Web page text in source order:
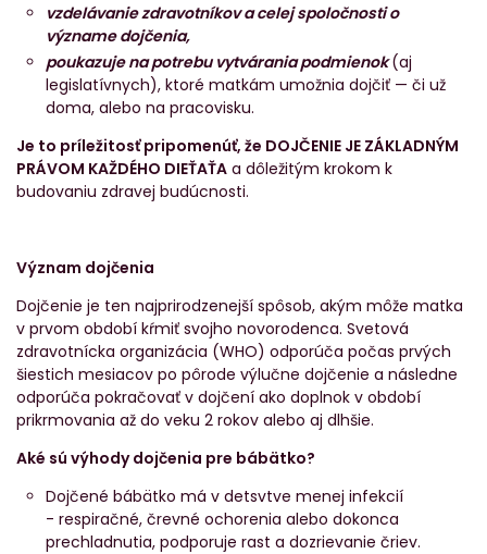
vzdelávanie zdravotníkov a celej spoločnosti o
význame dojčenia,
poukazuje na potrebu vytvárania podmienok(aj
legislatívnych), ktoré matkám umožnia dojčiť — či už
doma, alebo na pracovisku.
Je to príležitosť pripomenúť, že DOJČENIE JE ZÁKLADNÝM
PRÁVOM KAŽDÉHO DIEŤAŤA a dôležitým krokom k
budovaniu zdravej budúcnosti.
Význam dojčenia
Dojčenie je ten najprirodzenejší spôsob, akým môže matka
v prvom období kŕmiť svojho novorodenca. Svetová
zdravotnícka organizácia (WHO) odporúča počas prvých
šiestich mesiacov po pôrode výlučne dojčenie a následne
odporúča pokračovať v dojčení ako doplnok v období
prikrmovania až do veku 2 rokov alebo aj dlhšie.
Aké sú výhody dojčenia pre bábätko?
Dojčené bábätko má v detsvtve menej infekcií
- respiračné, črevné ochorenia alebo dokonca
prechladnutia, podporuje rast a dozrievanie čriev.